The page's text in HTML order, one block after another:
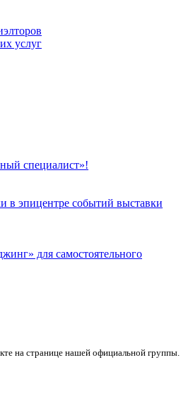
услуг
специалист»!
в эпицентре событий выставки
для самостоятельного
на странице нашей официальной группы.